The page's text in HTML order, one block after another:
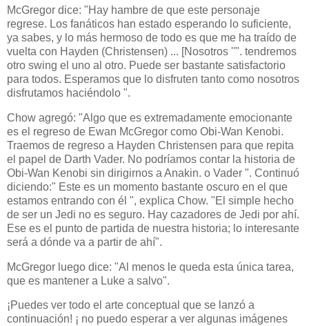
McGregor dice: "Hay hambre de que este personaje
regrese. Los fanáticos han estado esperando lo suficiente,
ya sabes, y lo más hermoso de todo es que me ha traído de
vuelta con Hayden (Christensen) ... [Nosotros ''". tendremos
otro swing el uno al otro. Puede ser bastante satisfactorio
para todos. Esperamos que lo disfruten tanto como nosotros
disfrutamos haciéndolo ".
Chow agregó: "Algo que es extremadamente emocionante
es el regreso de Ewan McGregor como Obi-Wan Kenobi.
Traemos de regreso a Hayden Christensen para que repita
el papel de Darth Vader. No podríamos contar la historia de
Obi-Wan Kenobi sin dirigirnos a Anakin. o Vader ". Continuó
diciendo:" Este es un momento bastante oscuro en el que
estamos entrando con él ", explica Chow. "El simple hecho
de ser un Jedi no es seguro. Hay cazadores de Jedi por ahí.
Ese es el punto de partida de nuestra historia; lo interesante
será a dónde va a partir de ahí".
McGregor luego dice: "Al menos le queda esta única tarea,
que es mantener a Luke a salvo".
¡Puedes ver todo el arte conceptual que se lanzó a
continuación! ¡ no puedo esperar a ver algunas imágenes